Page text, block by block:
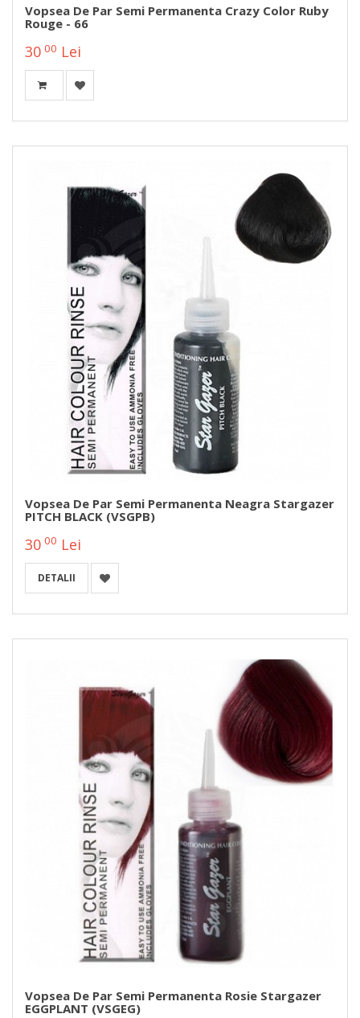
Vopsea De Par Semi Permanenta Crazy Color Ruby
Rouge - 66
30 00 Lei
Vopsea De Par Semi Permanenta Neagra Stargazer
PITCH BLACK (VSGPB)
30 00 Lei
DETALII
Vopsea De Par Semi Permanenta Rosie Stargazer
EGGPLANT (VSGEG)